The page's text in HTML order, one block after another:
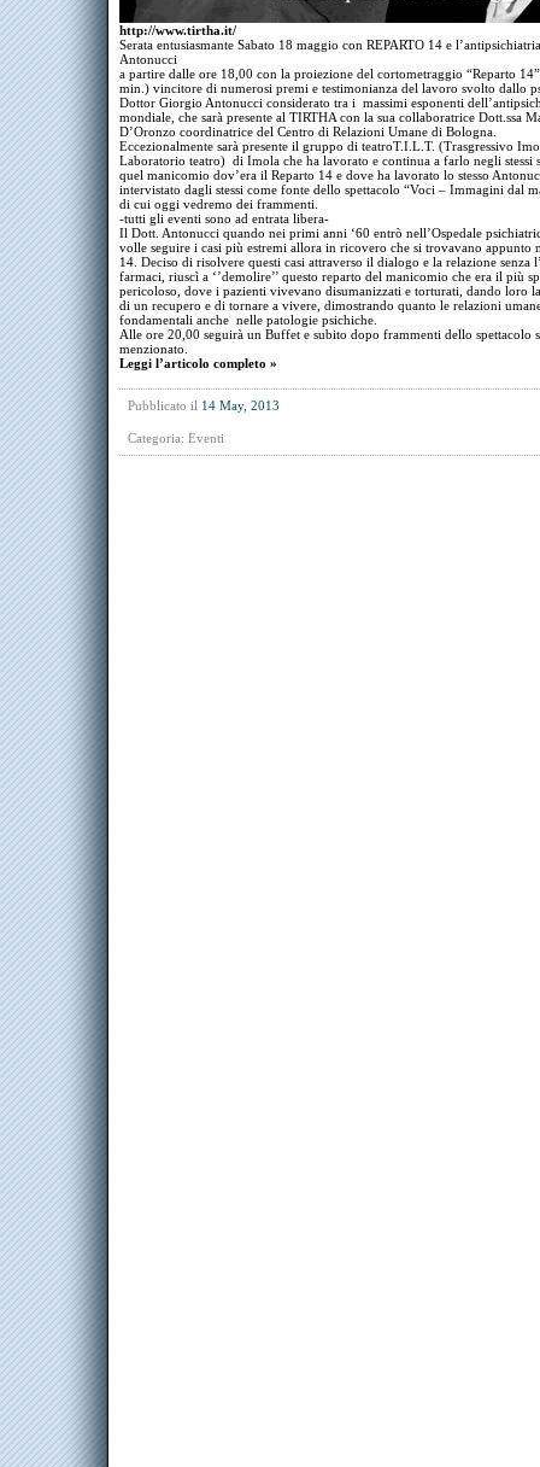
http://www.tirtha.it/
Serata entusiasmante Sabato 18 maggio con REPARTO 14 e
Antonucci
a partire dalle ore 18,00 con la proiezione del cortometraggio “Reparto
min.) vincitore di numerosi premi e testimonianza del lavoro svolto dallo
Dottor Giorgio Antonucci considerato tra i massimi esponenti
mondiale, che sarà presente al TIRTHA con la sua collaboratrice Dott.ssa
D’Oronzo coordinatrice del Centro di Relazioni Umane di Bologna.
Eccezionalmente sarà presente il gruppo di teatroT.I.L.T. (Trasgressivo
Laboratorio teatro) di Imola che ha lavorato e continua a farlo negli stessi
quel manicomio dov’era il Reparto 14 e dove ha lavorato lo stesso
intervistato dagli stessi come fonte dello spettacolo “Voci – Immagini dal
di cui oggi vedremo dei frammenti.
-tutti gli eventi sono ad entrata libera-
Il Dott. Antonucci quando nei primi anni ‘60 entrò nell’Ospedale
volle seguire i casi più estremi allora in ricovero che si trovavano appunto
14. Deciso di risolvere questi casi attraverso il dialogo e la relazione senza
farmaci, riuscì a ‘’demolire’’ questo reparto del manicomio che era il più
pericoloso, dove i pazienti vivevano disumanizzati e torturati, dando loro
di un recupero e di tornare a vivere, dimostrando quanto le relazioni
fondamentali anche nelle patologie psichiche.
Alle ore 20,00 seguirà un Buffet e subito dopo frammenti dello spettacolo
menzionato.
Leggi l’articolo completo »
Pubblicato il 14 May, 2013
Categoria: Eventi